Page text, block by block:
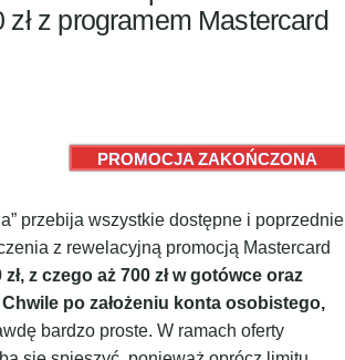
z programem Mastercard
PROMOCJA ZAKOŃCZONA
przebija wszystkie dostępne i poprzednie
z rewelacyjną promocją Mastercard
zł, z czego aż 700 zł w gotówce oraz
po założeniu konta osobistego,
bardzo proste. W ramach oferty